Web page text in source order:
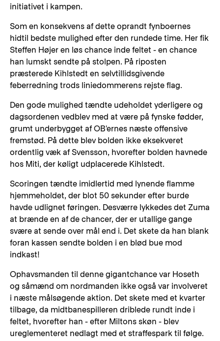
initiativet i kampen.
Som en konsekvens af dette oprandt fynboernes
hidtil bedste mulighed efter den rundede time. Her fik
Steffen Højer en løs chance inde feltet - en chance
han lumskt sendte på stolpen. På riposten
præsterede Kihlstedt en selvtillidsgivende
feberredning trods liniedommerens rejste flag.
Den gode mulighed tændte udeholdet yderligere og
dagsordenen vedblev med at være på fynske fødder,
grumt underbygget af OB'ernes næste offensive
fremstød. På dette blev bolden ikke eksekveret
ordentlig væk af Svensson, hvorefter bolden havnede
hos Miti, der køligt udplacerede Kihlstedt.
Scoringen tændte imidlertid med lynende flamme
hjemmeholdet, der blot 50 sekunder efter burde
havde udlignet føringen. Desværre lykkedes det Zuma
at brænde en af de chancer, der er utallige gange
svære at sende over mål end i. Det skete da han blank
foran kassen sendte bolden i en blød bue mod
indkast!
Ophavsmanden til denne gigantchance var Hoseth
og såmænd om nordmanden ikke også var involveret
i næste målsøgende aktion. Det skete med et kvarter
tilbage, da midtbanespilleren driblede rundt inde i
feltet, hvorefter han - efter Miltons skøn - blev
ureglementeret nedlagt med et straffespark til følge.